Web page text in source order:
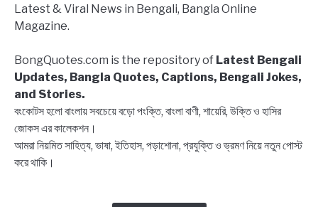
his
in
Bangla
Latest & Viral News in Bengali, Bangla Online
Magazine.
BongQuotes.com is the repository of Latest Bengali
Updates, Bangla Quotes, Captions, Bengali Jokes,
and Stories.
বংকোটস হলো বাংলায় সবচেয়ে বড়ো পংক্তি, বাংলা বাণী, শায়েরি, উক্তি ও হাসির
জোকস এর কালেকশন।
আমরা নিয়মিত সাহিত্য, ভাষা, ইতিহাস, পড়াশোনা, প্রযুক্তি ও ভ্রমণ নিয়ে নতুন পোস্ট
করে থাকি।